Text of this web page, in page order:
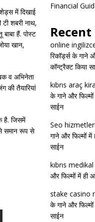
में दिखाई
शबरी नाथ,
हैं. पोस्ट
खान,
व अभिनेता
की तैयारियां
है. जिसमें
समान रूप से
Financial
online
रिकॉर्ड्स के गाने
कॉन्ट्रैक्ट किया
kıbrıs araç
के गाने और
साईन
Seo hizmetleri
गाने और फिल्मों
साईन
kıbrıs medikal
और फिल्मों में ही
stake casino
के गाने और
साईन